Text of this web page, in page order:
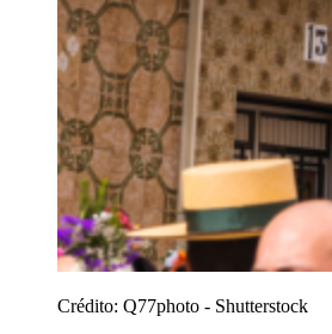
Crédito: Q77photo - Shutterstock